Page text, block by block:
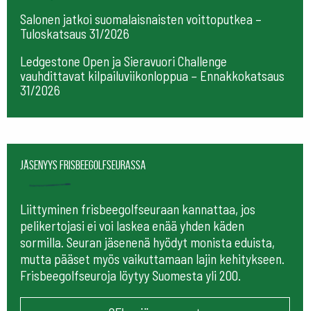
Salonen jatkoi suomalaisnaisten voittoputkea –
Tuloskatsaus 31/2026
Ledgestone Open ja Sieravuori Challenge
vauhdittavat kilpailuviikonloppua – Ennakkokatsaus
31/2026
Jäsenyys frisbeegolfseurassa
Liittyminen frisbeegolfseuraan kannattaa, jos
pelikertojasi ei voi laskea enää yhden käden
sormilla. Seuran jäsenenä hyödyt monista eduista,
mutta pääset myös vaikuttamaan lajin kehitykseen.
Frisbeegolfseuroja löytyy Suomesta yli 200.